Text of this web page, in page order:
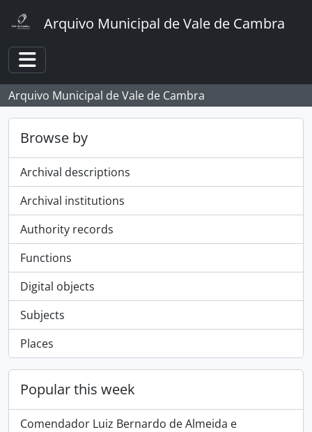
Arquivo Municipal de Vale de Cambra
Toggle navigation
Arquivo Municipal de Vale de Cambra
Browse by
Archival descriptions
Archival institutions
Authority records
Functions
Digital objects
Subjects
Places
Popular this week
Comendador Luiz Bernardo de Almeida e